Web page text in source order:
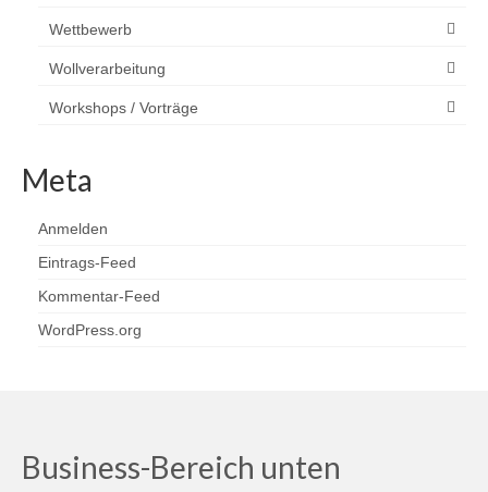
Wettbewerb
Wollverarbeitung
Workshops / Vorträge
Meta
Anmelden
Eintrags-Feed
Kommentar-Feed
WordPress.org
Business-Bereich unten